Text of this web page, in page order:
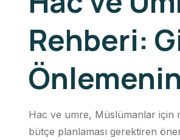
Rehberi:
Hac ve umre, Müslümanlar için
bütçe planlaması gerektiren